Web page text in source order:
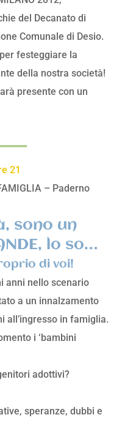
del Decanato di
Comunale di Desio.
festeggiare la
della nostra società!
presente con un
21
– Paderno
sono un
lo so…
di voi!
anni nello scenario
a un innalzamento
all’ingresso in famiglia.
i ‘bambini
adottivi?
speranze, dubbi e